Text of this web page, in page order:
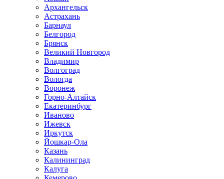
Архангельск
Астрахань
Барнаул
Белгород
Брянск
Великий Новгород
Владимир
Волгоград
Вологда
Воронеж
Горно-Алтайск
Екатеринбург
Иваново
Ижевск
Иркутск
Йошкар-Ола
Казань
Калининград
Калуга